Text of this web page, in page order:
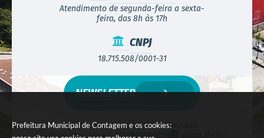
Prefeitura Municipal de Contagem e os cookies:
Atendimento de segunda-feira a sexta-
feira, das 8h às 17h
CNPJ
18.715.508/0001-31
Versão do Sistema:3.5.3 - 19/06/2026
Portal atualizado em:
07/08/2026 17:05
NEWSLETTER